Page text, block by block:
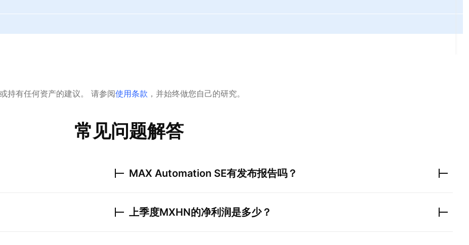
持有任何资产的建议。 请参阅使用条款 ，并始终做您自己的研究。
常见问题解答
MAX Automation SE有发布报告吗？
上季度MXHN的净利润是多少？